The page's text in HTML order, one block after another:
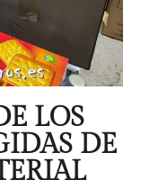
LOS
DE